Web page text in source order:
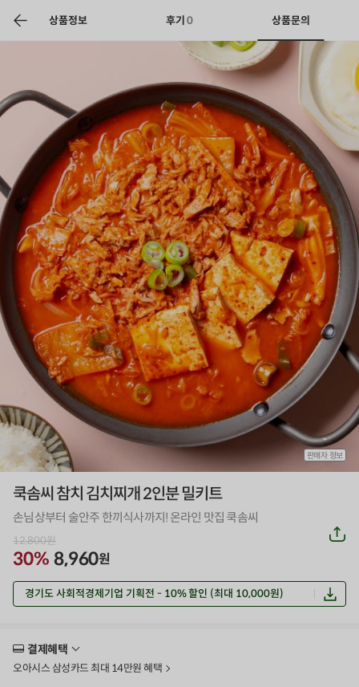
상품정보 후기 0 상품문의
공인 농축산물할인 찬들마루 주문/배송 고객센터
쿡솜씨 참치 김치찌개 2인분 밀키트
손님상부터 술안주 한끼식사까지! 온라인 맛집 쿡솜씨
판매자 정보
12,800원
30% 8,960원
경기도 사회적경제기업 기획전 - 10% 할인 (최대 10,000원)
공
유
결제혜택
보
오아시스 삼성카드 최대 14만원 혜택